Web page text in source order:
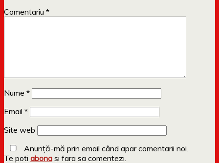
Comentariu *
Nume *
Email *
Site web
Anunță-mă prin email când apar comentarii noi.
Te poti abona si fara sa comentezi.